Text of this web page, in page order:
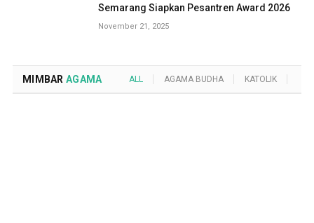
Semarang Siapkan Pesantren Award 2026
November 21, 2025
MIMBAR AGAMA ALL AGAMA BUDHA KATOLIK